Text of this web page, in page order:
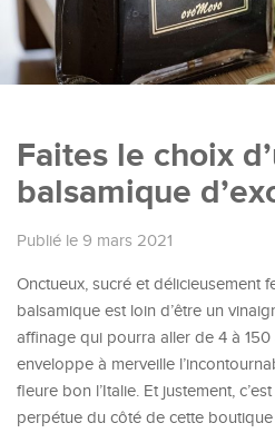
Faites le choix
balsamique
Publié le 9 mars 2021
Onctueux, sucré et délicieusement
balsamique est loin d’être un
affinage qui pourra aller de 4 à
enveloppe à merveille
fleure bon l’Italie. Et justement,
perpétue du côté de cette